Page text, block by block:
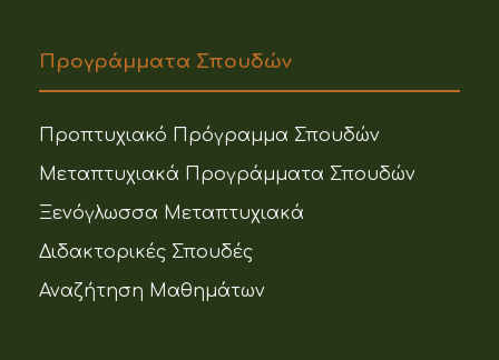
Προγράμματα Σπουδών
Προπτυχιακό Πρόγραμμα Σπουδών
Μεταπτυχιακά Προγράμματα Σπουδών
Ξενόγλωσσα Μεταπτυχιακά
Διδακτορικές Σπουδές
Αναζήτηση Μαθημάτων